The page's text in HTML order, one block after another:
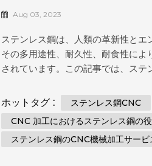
おける種類と用途
Aug 03, 2023
ステンレス鋼は、人類の革新性とエ
その多用途性、耐久性、耐食性によ
されています。この記事では、ス
ます。ステンレス鋼とこれらの精密
れます。 1. ステンレス鋼の種類の
り、それぞれが独自の組成と特性
ホットタグ : ステンレス鋼CNC
CNC 加工におけるステンレス鋼の
ステンレス鋼のCNC機械加工サービ